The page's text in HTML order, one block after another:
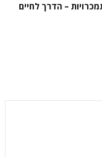
– הדרך לחיים